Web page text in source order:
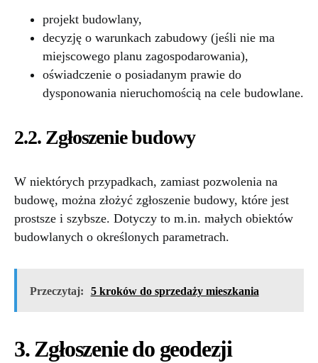
projekt budowlany,
decyzję o warunkach zabudowy (jeśli nie ma
miejscowego planu zagospodarowania),
oświadczenie o posiadanym prawie do
dysponowania nieruchomością na cele budowlane.
2.2. Zgłoszenie budowy
W niektórych przypadkach, zamiast pozwolenia na
budowę, można złożyć zgłoszenie budowy, które jest
prostsze i szybsze. Dotyczy to m.in. małych obiektów
budowlanych o określonych parametrach.
Przeczytaj: 5 kroków do sprzedaży mieszkania
3. Zgłoszenie do geodezji